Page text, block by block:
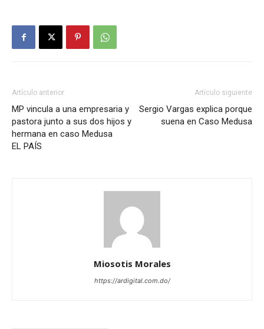
Artículo anterior
MP vincula a una empresaria y
pastora junto a sus dos hijos y
hermana en caso Medusa
EL PAÍS
Artículo siguiente
Sergio Vargas explica porque
suena en Caso Medusa
Miosotis Morales
https://ardigital.com.do/